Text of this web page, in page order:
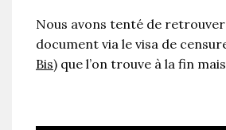
Nous avons tenté de
document via le visa de
Bis) que l’on trouve à la fin